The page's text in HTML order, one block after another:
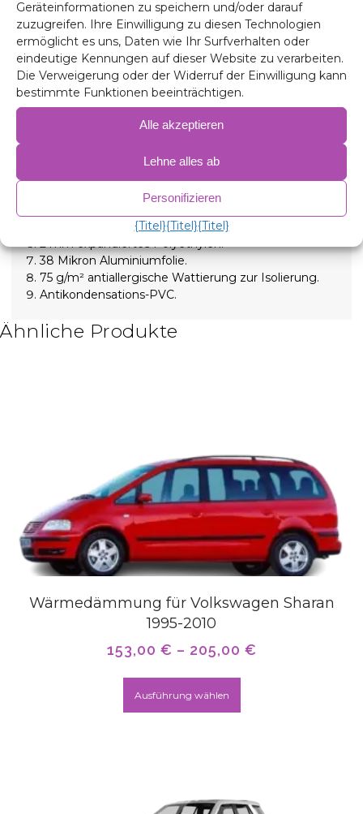
Geräteinformationen zu speichern und/oder darauf
zuzugreifen. Ihre Einwilligung zu diesen Technologien
ermöglicht es uns, Daten wie Ihr Surfverhalten oder
eindeutige Kennungen auf dieser Website zu verarbeiten.
Die Verweigerung oder der Widerruf der Einwilligung kann
bestimmte Funktionen beeinträchtigen.
Alle akzeptieren
Lehne alles ab
Personifizieren
{Titel}{Titel}{Titel}
Verdunkelungsrollos isolieren sowohl hohe als auch
niedrige Temperaturen und sorgen so für mehr
Komfort im Inneren und absolute Dunkelheit für
erholsame Nächte. Wird mit aufschraubbaren
Saugnäpfen mit hoher Saugkraft gehalten, die sich
zur einfachen Installation leicht entfernen lassen.
90 Mikron Aluminium, UV- und kratzfest.
38 Mikron Aluminiumfolie zur Isolierung.
38 Mikron Aluminiumfolie.
2 mm expandiertes Polyethylen.
38 Mikron Aluminiumfolie.
75 g/m² antiallergische Wattierung zur Isolierung.
Antikondensations-PVC.
Ähnliche Produkte
Wärmedämmung für Volkswagen Sharan
1995-2010
153,00 € – 205,00 €
Ausführung wählen